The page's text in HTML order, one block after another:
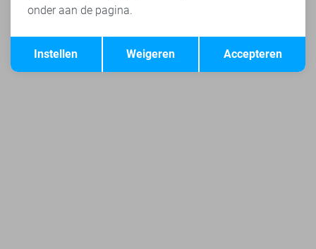
Terug Opslaan
onder aan de pagina.
Accepteren
Weigeren
Instellen